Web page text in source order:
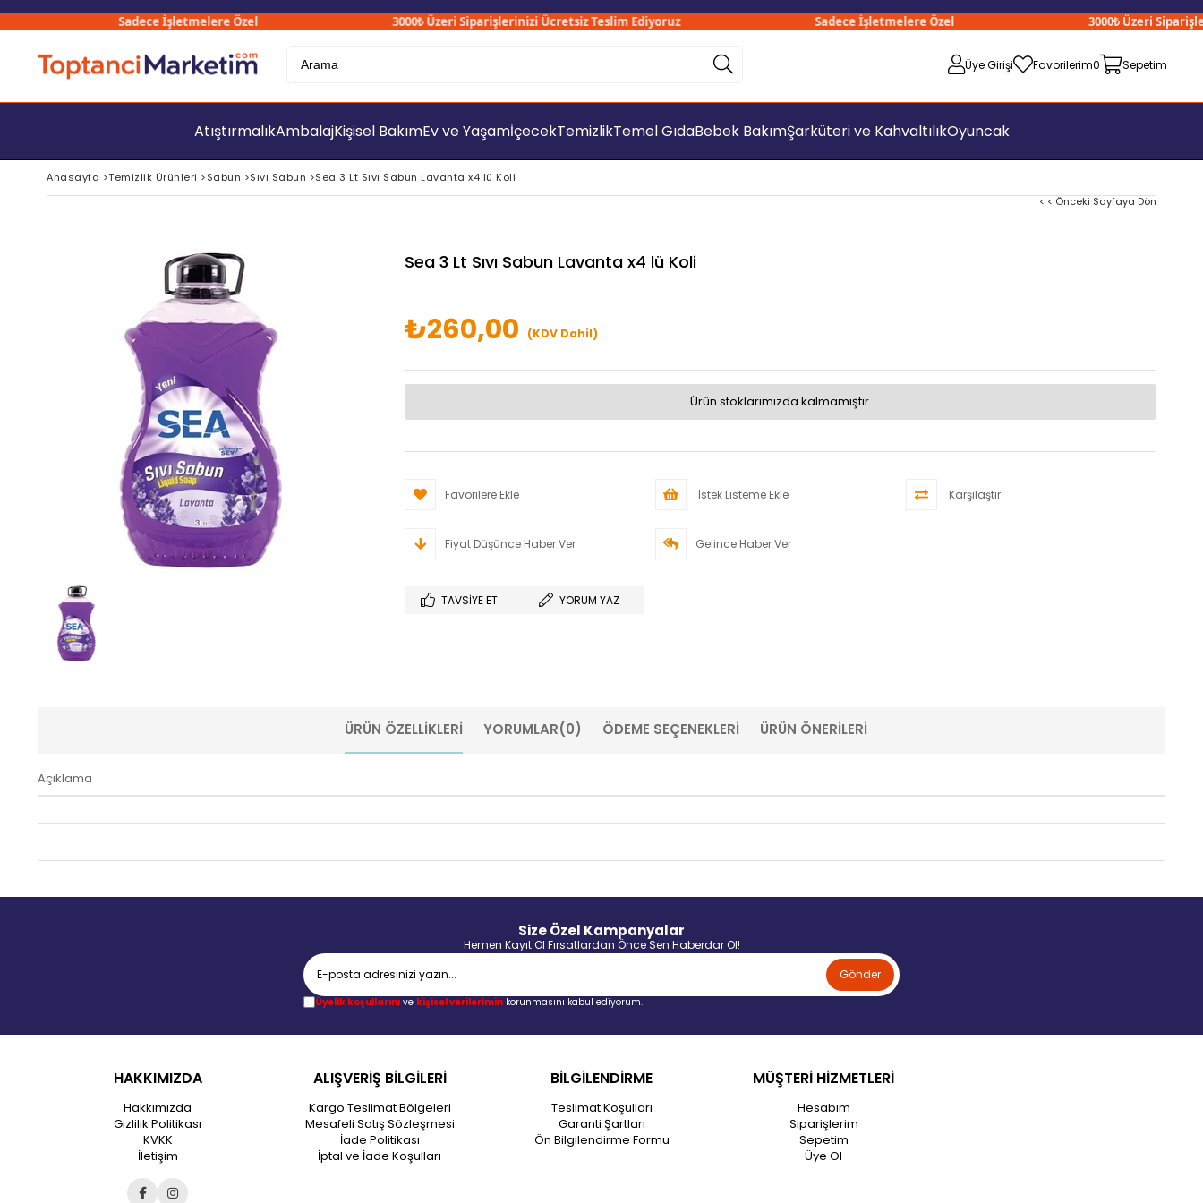
Sadece İşletmelere Özel 3000₺ Üzeri Siparişlerinizi Ücretsiz Teslim Ediyoruz Sadece İşletmelere Özel 3000₺ Üzeri
Üye Girişi Favorilerim0 Sepetim
AtıştırmalıkAmbalajKişisel BakımEv ve YaşamİçecekTemizlikTemel GıdaBebek BakımŞarküteri ve KahvaltılıkOyuncak
Anasayfa >Temizlik Ürünleri >Sabun >Sıvı Sabun >Sea 3 Lt Sıvı Sabun Lavanta x4 lü Koli
< < Önceki Sayfaya Dön
Sea 3 Lt Sıvı Sabun Lavanta x4 lü Koli
₺260,00 (KDV Dahil)
Ürün stoklarımızda kalmamıştır.
Favorilere Ekle İstek Listeme Ekle Karşılaştır
Fiyat Düşünce Haber Ver Gelince Haber Ver
TAVSIYE ET YORUM YAZ
ÜRÜN ÖZELLIKLERI YORUMLAR(0) ÖDEME SEÇENEKLERI ÜRÜN ÖNERILERI
Açıklama
Size Özel Kampanyalar
Hemen Kayıt Ol Fırsatlardan Önce Sen Haberdar Ol!
Gönder
Üyelik koşullarınıve kişisel verileriminkorunmasını kabul ediyorum.
HAKKIMIZDA
Hakkımızda
Gizlilik Politikası
KVKK
İletişim
ALIŞVERİŞ BİLGİLERİ
Kargo Teslimat Bölgeleri
Mesafeli Satış Sözleşmesi
İade Politikası
İptal ve İade Koşulları
BİLGİLENDİRME
Teslimat Koşulları
Garanti Şartları
Ön Bilgilendirme Formu
MÜŞTERİ HİZMETLERİ
Hesabım
Siparişlerim
Sepetim
Üye Ol